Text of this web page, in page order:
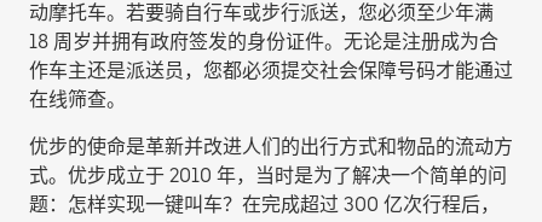
动摩托车。若要骑自行车或步行派送，您必须至少年满
18 周岁并拥有政府签发的身份证件。无论是注册成为合
作车主还是派送员，您都必须提交社会保障号码才能通过
在线筛查。
优步的使命是革新并改进人们的出行方式和物品的流动方
式。优步成立于 2010 年，当时是为了解决一个简单的问
题：怎样实现一键叫车？在完成超过 300 亿次行程后，